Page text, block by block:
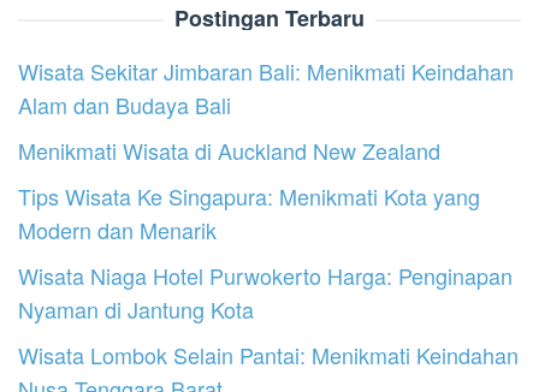
Postingan Terbaru
Wisata Sekitar Jimbaran Bali: Menikmati Keindahan
Alam dan Budaya Bali
Menikmati Wisata di Auckland New Zealand
Tips Wisata Ke Singapura: Menikmati Kota yang
Modern dan Menarik
Wisata Niaga Hotel Purwokerto Harga: Penginapan
Nyaman di Jantung Kota
Wisata Lombok Selain Pantai: Menikmati Keindahan